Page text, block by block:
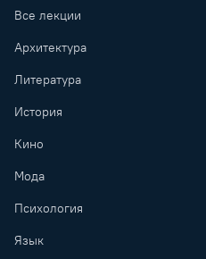
Все лекции
Архитектура
Литература
История
Кино
Мода
Психология
Язык